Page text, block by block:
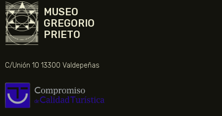
MUSEO
GREGORIO
PRIETO
C/Unión 10 13300 Valdepeñas